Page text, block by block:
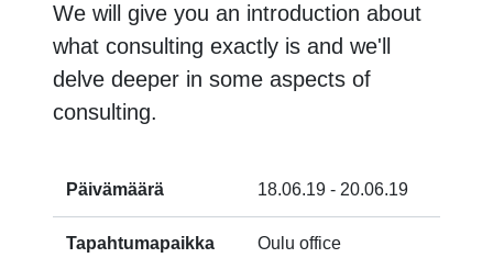
We will give you an introduction about
what consulting exactly is and we'll
delve deeper in some aspects of
consulting.
Päivämäärä 18.06.19 - 20.06.19
Tapahtumapaikka Oulu office